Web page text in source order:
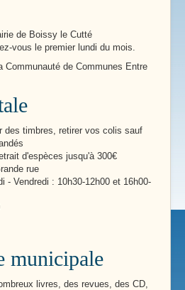
de Boissy le Cutté
vous le premier lundi du mois.
de Communes Entre
timbres, retirer vos colis sauf
d'espèces jusqu'à 300€
rue
Vendredi : 10h30-12h00 et 16h00-
municipale
livres, des revues, des CD,